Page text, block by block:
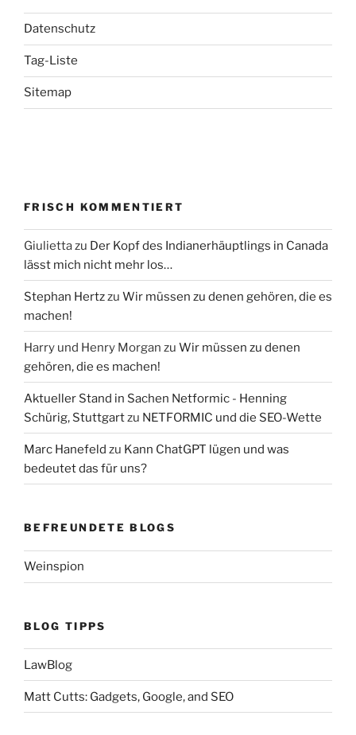
Datenschutz
Tag-Liste
Sitemap
FRISCH KOMMENTIERT
Giuliettazu Der Kopf des Indianerhäuptlings in Canada
lässt mich nicht mehr los…
Stephan Hertzzu Wir müssen zu denen gehören, die es
machen!
Harry und Henry Morgan zu Wir müssen zu denen
gehören, die es machen!
Aktueller Stand in Sachen Netformic - Henning
Schürig, Stuttgartzu NETFORMIC und die SEO-Wette
Marc Hanefeld zu Kann ChatGPT lügen und was
bedeutet das für uns?
BEFREUNDETE BLOGS
Weinspion
BLOG TIPPS
LawBlog
Matt Cutts: Gadgets, Google, and SEO